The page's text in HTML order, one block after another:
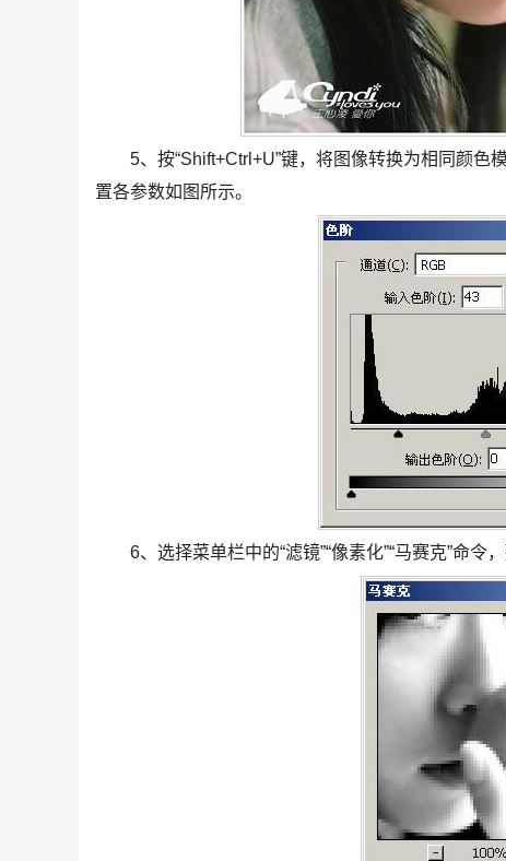
5、按“Shift+Ctrl+U”键，将图像转换为相同颜色模
置各参数如图所示。
6、选择菜单栏中的“滤镜”“像素化”“马赛克”命令，